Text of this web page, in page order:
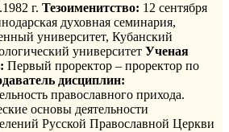
г. Тезоименитство: 12 сентября
духовная семинария,
университет, Кубанский
университет Ученая
Первый проректор – проректор по
дисциплин:
православного прихода.
основы деятельности
Русской Православной Церкви